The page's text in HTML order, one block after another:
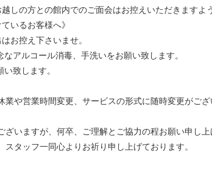
しの方との館内でのご面会はお控えいただきますよ
いるお客様へ》
お控え下さいませ。
アルコール消毒、手洗いをお願い致します。
致します。
や営業時間変更、サービスの形式に随時変更がご
いますが、何卒、ご理解とご協力の程お願い申し上
タッフ一同心よりお祈り申し上げております。